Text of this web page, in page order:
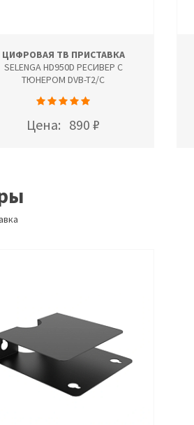
ЦИФРОВАЯ ТВ ПРИСТАВКА
SELENGA HD950D РЕСИВЕР С
ТЮНЕРОМ DVB-T2/C
Цена: 890 ₽